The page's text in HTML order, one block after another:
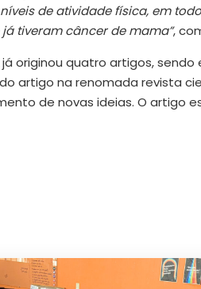
de atividade física, em
tiveram câncer de mama”,
originou quatro artigos,
artigo na renomada revista
de novas ideias. O artigo